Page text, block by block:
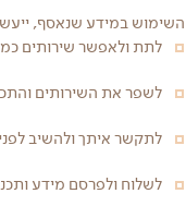
השימוש במידע שנאסף,
לתת ולאפשר שירותים
לשפר את השירותים
לתקשר איתך ולהשיב
לשלוח ולפרסם מידע